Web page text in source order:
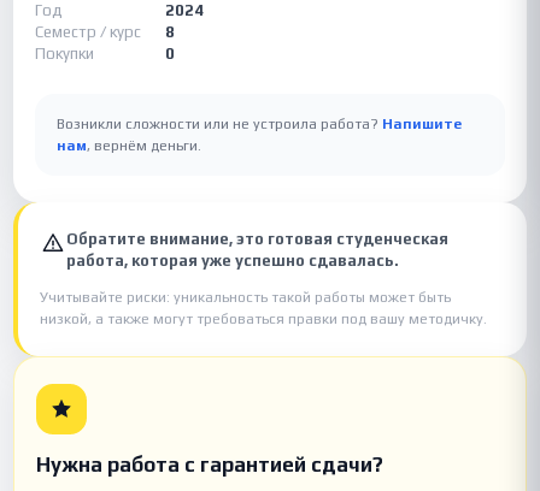
Год
2024
Семестр / курс
8
Покупки
0
Возникли сложности или не устроила работа? Напишите
нам, вернём деньги.
Обратите внимание, это готовая студенческая
работа, которая уже успешно сдавалась.
Учитывайте риски: уникальность такой работы может быть
низкой, а также могут требоваться правки под вашу методичку.
Нужна работа с гарантией сдачи?